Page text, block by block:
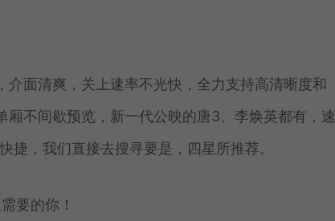
面清爽，关上速率不光快，全力支持高清晰度和
不间歇预览，新一代公映的唐3、李焕英都有，速
，我们直接去搜寻要是，四星所推荐。